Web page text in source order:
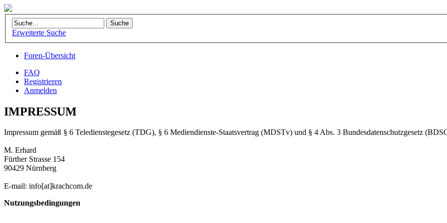
Erweiterte Suche
Foren-Übersicht
FAQ
Registrieren
Anmelden
IMPRESSUM
Impressum gemäß § 6 Teledienstegesetz (TDG), § 6 Mediendienste-Staatsvertrag (MDSTv) und § 4 Abs. 3 Bundesdatenschutzgesetz
M. Erhard
Fürther Strasse 154
90429 Nürnberg
E-mail: info[at]krachcom.de
Nutzungsbedingungen